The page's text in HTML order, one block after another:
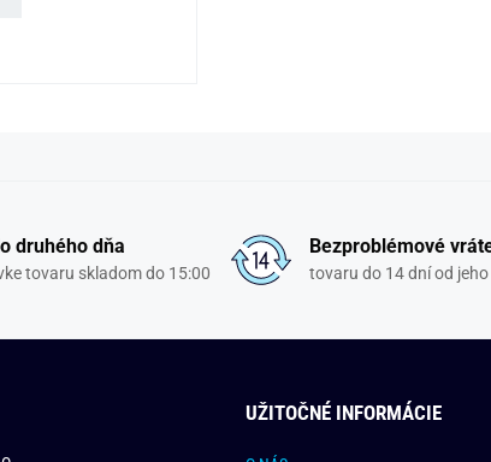
druhého dňa
tovaru skladom do 15:00
Bezproblémové
tovaru do 14 dní od
UŽITOČNÉ INFORMÁCIE